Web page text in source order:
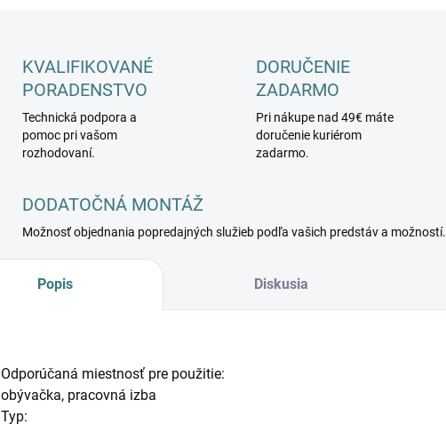
KVALIFIKOVANÉ
PORADENSTVO
Technická podpora a
pomoc pri vašom
rozhodovaní.
DORUČENIE
ZADARMO
Pri nákupe nad 49€ máte
doručenie kuriérom
zadarmo.
DODATOČNÁ MONTÁŽ
Možnosť objednania popredajných služieb podľa vašich predstáv a možností.
Popis Diskusia
Odporúčaná miestnosť pre použitie:
obývačka, pracovná izba
Typ: